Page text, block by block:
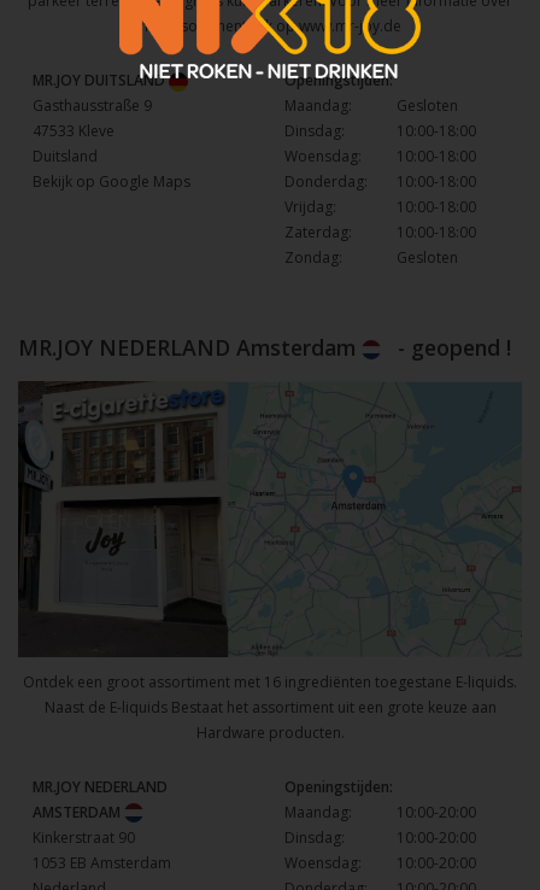
het assortiment kijk opwww.mr-joy.de
MR.JOY DUITSLAND
Gasthausstraße 9
47533 Kleve
Duitsland
Bekijk op Google Maps
Openingstijden:
Maandag:
Gesloten
Dinsdag:
10:00-18:00
Woensdag:
10:00-18:00
Donderdag:
10:00-18:00
Vrijdag:
10:00-18:00
Zaterdag:
10:00-18:00
Zondag:
Gesloten
MR.JOY NEDERLAND Amsterdam - geopend !
Ontdek een groot assortiment met 16 ingrediënten toegestane E-liquids.
Naast de E-liquids Bestaat het assortiment uit een grote keuze aan
Hardware producten.
MR.JOY NEDERLAND
AMSTERDAM
Kinkerstraat 90
1053 EB Amsterdam
Openingstijden:
Maandag:
10:00-20:00
Dinsdag:
10:00-20:00
Woensdag:
10:00-20:00